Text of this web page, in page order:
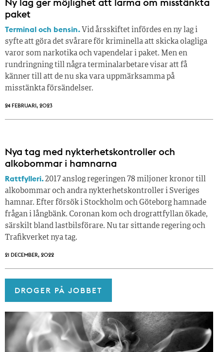
paket
Terminal och bensin. Vid årsskiftet infördes en ny lag i
syfte att göra det svårare för kriminella att skicka olagliga
varor som narkotika och vapendelar i paket. Men en
rundringning till några terminalarbetare visar att få
känner till att de nu ska vara uppmärksamma på
misstänkta försändelser.
24 FEBRUARI, 2023
Nya tag med nykterhetskontroller och
alkobommar i hamnarna
Rattfylleri.2017 anslog regeringen 78 miljoner kronor till
alkobommar och andra nykterhetskontroller i Sveriges
hamnar. Efter försök i Stockholm och Göteborg hamnade
frågan i långbänk. Coronan kom och drograttfyllan ökade,
särskilt bland lastbilsförare. Nu tar sittande regering och
Trafikverket nya tag.
21 DECEMBER, 2022
DROGER PÅ JOBBET